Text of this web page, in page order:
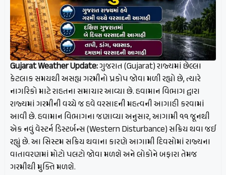
Gujarat Weather Update:ગુજરાત (Gujarat) રાજ્યમાં છેલ્લા
કેટલાક સમયથી અસહ્ય ગરમીનો પ્રકોપ જોવા મળી રહ્યો છે, ત્યારે
નાગરિકો માટે રાહતના સમાચાર આવ્યા છે. હવામાન વિભાગ દ્વારા
રાજ્યમાં ગરમીની વચ્ચે જ હવે વરસાદની મહત્વની આગાહી કરવામાં
આવી છે. હવામાન વિભાગના જણાવ્યા અનુસાર, આગામી ૧૧ જૂનથી
એક નવું વેસ્ટર્ન ડિસ્ટર્બન્સ (Western Disturbance) સક્રિય થવા જઈ
રહ્યું છે. આ સિસ્ટમ સક્રિય થવાના કારણે આગામી દિવસોમાં રાજ્યના
વાતાવરણમાં મોટો પલટો જોવા મળશે અને લોકોને બફારા તેમજ
ગરમીથી મુક્તિ મળશે.